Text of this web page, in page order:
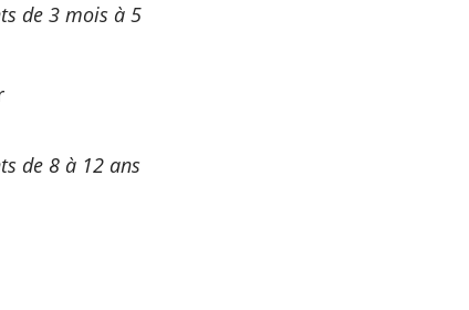
de 3 mois à 5
de 8 à 12 ans